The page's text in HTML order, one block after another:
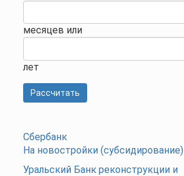
месяцев или
лет
Сбербанк
На новостройки (субсидирование)
Уральский Банк реконструкции и